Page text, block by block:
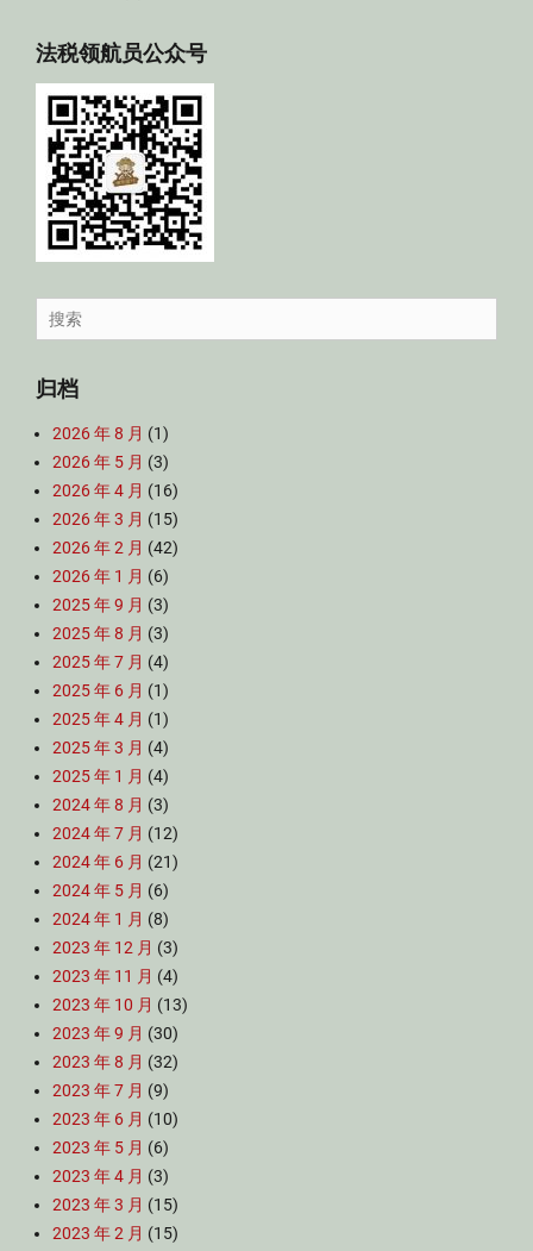
法税领航员公众号
Search
for:
归档
2026 年 8 月 (1)
2026 年 5 月 (3)
2026 年 4 月 (16)
2026 年 3 月 (15)
2026 年 2 月 (42)
2026 年 1 月 (6)
2025 年 9 月 (3)
2025 年 8 月 (3)
2025 年 7 月 (4)
2025 年 6 月 (1)
2025 年 4 月 (1)
2025 年 3 月 (4)
2025 年 1 月 (4)
2024 年 8 月 (3)
2024 年 7 月 (12)
2024 年 6 月 (21)
2024 年 5 月 (6)
2024 年 1 月 (8)
2023 年 12 月 (3)
2023 年 11 月 (4)
2023 年 10 月 (13)
2023 年 9 月 (30)
2023 年 8 月 (32)
2023 年 7 月 (9)
2023 年 6 月 (10)
2023 年 5 月 (6)
2023 年 4 月 (3)
2023 年 3 月 (15)
2023 年 2 月 (15)